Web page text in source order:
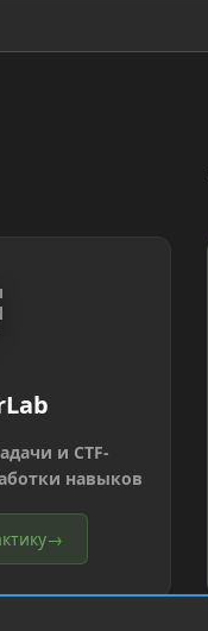
и CTF-
навыков
→